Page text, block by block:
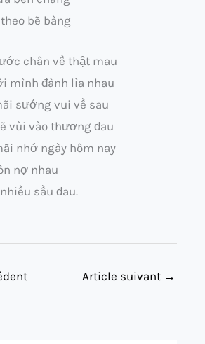
bẽ bàng
chân về thật mau
mình đành lìa nhau
sướng vui về sau
vùi vào thương đau
nhớ ngày hôm nay
nợ nhau
sầu đau.
Article suivant →